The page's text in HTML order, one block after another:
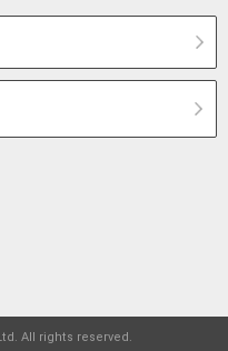
All rights reserved.